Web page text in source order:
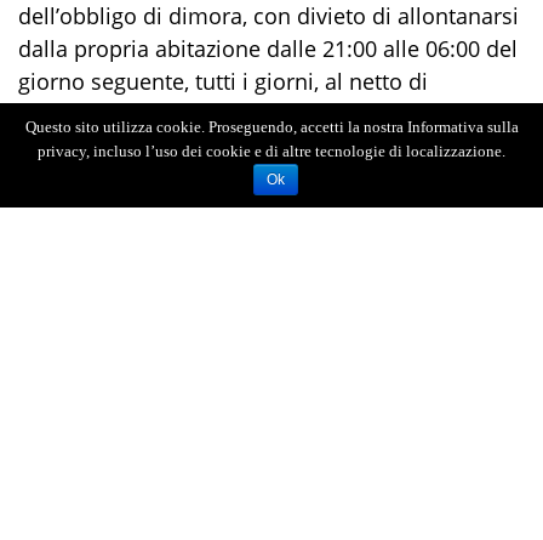
dell’obbligo di dimora, con divieto di allontanarsi
dalla propria abitazione dalle 21:00 alle 06:00 del
giorno seguente, tutti i giorni, al netto di
eventuali specifiche autorizzazioni.
Questo sito utilizza cookie. Proseguendo, accetti la nostra Informativa sulla
privacy, incluso l’uso dei cookie e di altre tecnologie di localizzazione.
Ok